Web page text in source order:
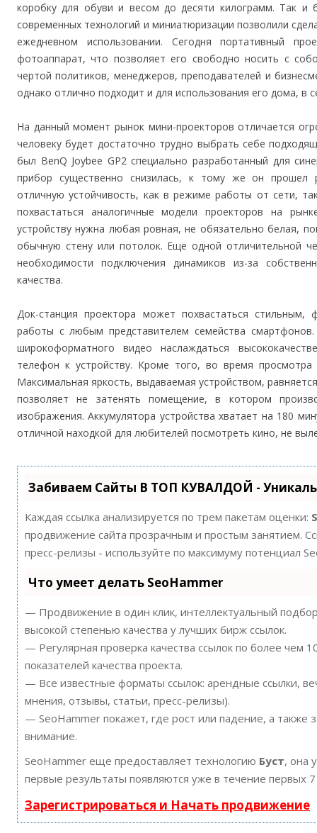
коробку для обуви и весом до десяти килограмм. Так и
современных технологий и миниатюризации позволили
ежедневном использовании. Сегодня портативный
фотоаппарат, что позволяет его свободно носить с
чертой политиков, менеджеров, преподавателей и
однако отлично подходит и для использования его дома, в
На данный момент рынок мини-проекторов отличается
человеку будет достаточно трудно выбрать себе
был BenQ Joybee GP2 специально разработанный для
прибор существенно снизилась, к тому же он прошел
отличную устойчивость, как в режиме работы от сети,
похвастаться аналогичные модели проекторов на
устройству нужна любая ровная, не обязательно белая,
обычную стену или потолок. Еще одной отличительной
необходимости подключения динамиков из-за
качества.
Док-станция проектора может похвастаться
работы с любым представителем семейства
широкоформатного видео наслаждаться
телефон к устройству. Кроме того, во время
Максимальная яркость, выдаваемая устройством,
позволяет не затенять помещение, в котором
изображения. Аккумулятора устройства хватает на 180
отличной находкой для любителей посмотреть кино, не
Забиваем Сайты В ТОП КУВАЛДОЙ -
Каждая ссылка анализируется по трем пакетам оценки:
продвижение сайта прозрачным и простым занятием.
пресс-релизы - используйте по максимуму потенциал
Что умеет делать SeoHammer
— Продвижение в один клик, интеллектуальный
высокой степенью качества у лучших бирж ссылок.
— Регулярная проверка качества ссылок по более чем
показателей качества проекта.
— Все известные форматы ссылок: арендные ссылки,
мнения, отзывы, статьи, пресс-релизы).
— SeoHammer покажет, где рост или падение, а также
внимание.
SeoHammer еще предоставляет технологию Буст, она
первые результаты появляются уже в течение первых
Зарегистрироваться и Начать продвижение